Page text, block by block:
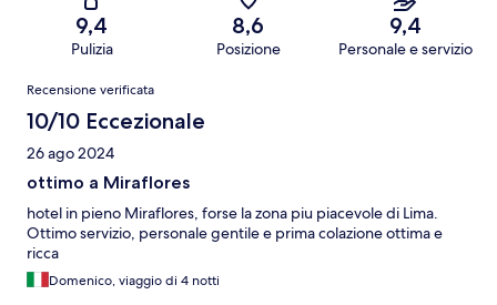
9,4
Pulizia
8,6
Posizione
9,4
Personale e servizio
Recensioni
Recensione verificata
10/10 Eccezionale
26 ago 2024
ottimo a Miraflores
hotel in pieno Miraflores, forse la zona piu piacevole di Lima.
Ottimo servizio, personale gentile e prima colazione ottima e
ricca
Domenico, viaggio di 4 notti